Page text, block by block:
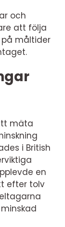
och
att följa
måltider
mäta
i British
en
efter tolv